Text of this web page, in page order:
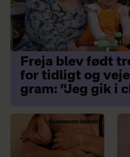
Freja blev født
for tidligt og
gram: ”Jeg gik i
Sponsoreret indhold